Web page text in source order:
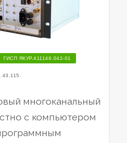
ГИСП ЯКУР.411146.042-01
многоканальный
с компьютером